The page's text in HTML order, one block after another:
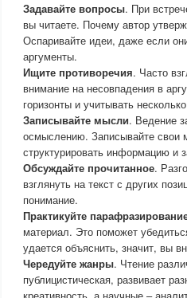
Задавайте вопросы. При
вы читаете. Почему автор
Оспаривайте идеи, даже если
аргументы.
Ищите противоречия. Часто
внимание на несовпадения в
горизонты и учитывать
Записывайте мысли. Ведение
осмыслению. Записывайте свои
структурировать информацию и
Обсуждайте прочитанное.
взглянуть на текст с других
понимание.
Практикуйте
материал. Это поможет
удается объяснить, значит, вы
Чередуйте жанры. Чтение
публицистическая, развивает